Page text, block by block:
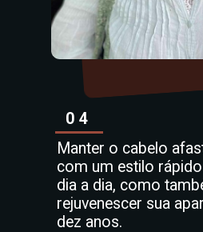
04
Manter o cabelo
com um estilo
dia a dia, como
rejuvenescer sua
dez anos.